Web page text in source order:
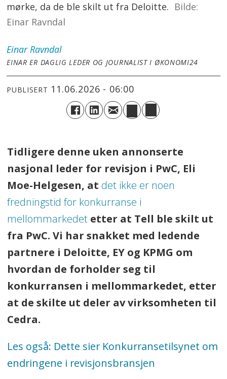
mørke, da de ble skilt ut fra Deloitte.
Einar Ravndal
Einar Ravndal
EINAR ER DAGLIG LEDER OG JOURNALIST I ØKONOMI24
PUBLISERT 11.06.2026 - 06:00
Tidligere denne uken annonserte
nasjonal leder for revisjon i PwC, Eli
Moe-Helgesen, at det ikke er noen
fredningstid for konkurranse i
mellommarkedetetter at Tell ble skilt ut
fra PwC. Vi har snakket med ledende
partnere i Deloitte, EY og KPMG om
hvordan de forholder seg til
konkurransen i mellommarkedet, etter
at de skilte ut deler av virksomheten til
Cedra.
Les også: Dette sier Konkurransetilsynet om
endringene i revisjonsbransjen